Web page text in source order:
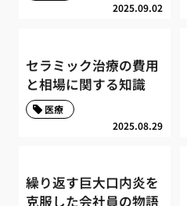
2025.09.02
セラミック治療の費用
と相場に関する知識
2025.08.29
医療
繰り返す巨大口内炎を
克服した会社員の物語